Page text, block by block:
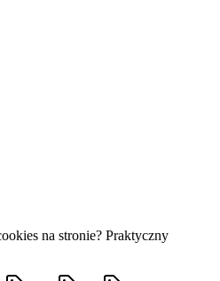
na stronie? Praktyczny